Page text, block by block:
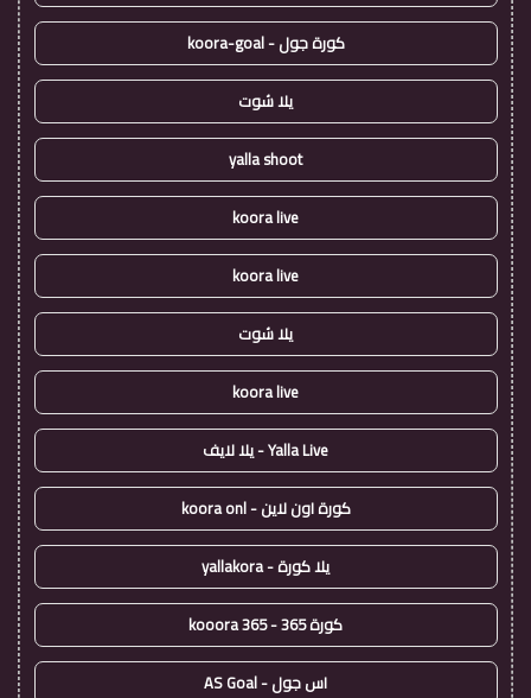
كورة جول - koora-goal
يلا شوت
yalla shoot
koora live
koora live
يلا شوت
koora live
Yalla Live - يلا لايف
كورة اون لاين - koora onl
يلا كورة - yallakora
كورة 365 - kooora 365
اس جول - AS Goal